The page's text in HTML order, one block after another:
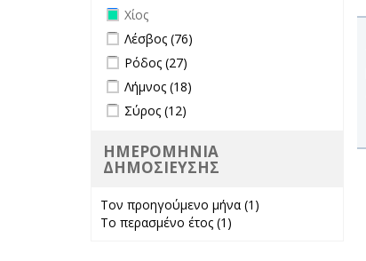
Remove Χίος filter
Χίος
Apply Λέσβος filter
Λέσβος (76)
Apply Ρόδος filter
Ρόδος (27)
Apply Λήμνος filter
Λήμνος (18)
Apply Σύρος filter
Σύρος (12)
ΗΜΕΡΟΜΗΝΙΑ
ΔΗΜΟΣΙΕΥΣΗΣ
Τον προηγούμενο μήνα (1)
Το περασμένο έτος (1)